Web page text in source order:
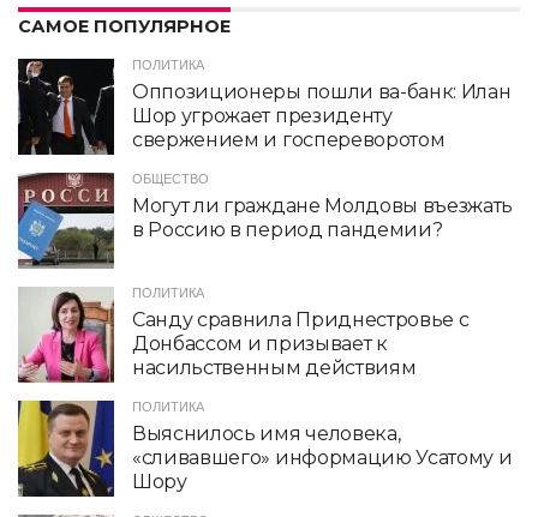
САМОЕ ПОПУЛЯРНОЕ
ПОЛИТИКА
Оппозиционеры пошли ва-банк: Илан
Шор угрожает президенту
свержением и госпереворотом
ОБЩЕСТВО
Могут ли граждане Молдовы въезжать
в Россию в период пандемии?
ПОЛИТИКА
Санду сравнила Приднестровье с
Донбассом и призывает к
насильственным действиям
ПОЛИТИКА
Выяснилось имя человека,
«сливавшего» информацию Усатому и
Шору